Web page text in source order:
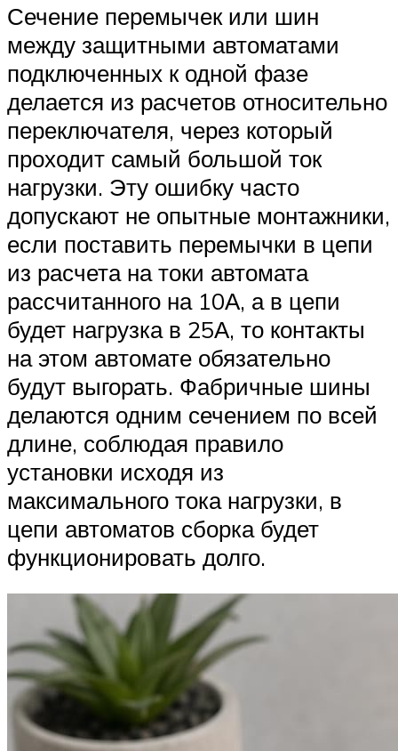
Сечение перемычек или шин
между защитными автоматами
подключенных к одной фазе
делается из расчетов относительно
переключателя, через который
проходит самый большой ток
нагрузки. Эту ошибку часто
допускают не опытные монтажники,
если поставить перемычки в цепи
из расчета на токи автомата
рассчитанного на 10А, а в цепи
будет нагрузка в 25А, то контакты
на этом автомате обязательно
будут выгорать. Фабричные шины
делаются одним сечением по всей
длине, соблюдая правило
установки исходя из
максимального тока нагрузки, в
цепи автоматов сборка будет
функционировать долго.